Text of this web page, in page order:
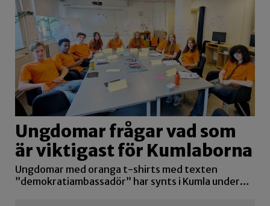
Ungdomar frågar vad som
är viktigast för Kumlaborna
Ungdomar med oranga t-shirts med texten
”demokratiambassadör” har synts i Kumla under…